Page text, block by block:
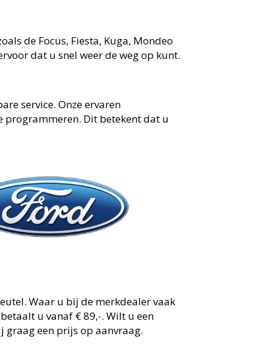
de Focus, Fiesta, Kuga, Mondeo
dat u snel weer de weg op kunt.
service. Onze ervaren
programmeren. Dit betekent dat u
Waar u bij de merkdealer vaak
u vanaf € 89,-. Wilt u een
graag een prijs op aanvraag.